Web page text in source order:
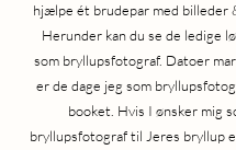
hjælpe ét brudepar med billeder
Herunder kan du se de ledige
som bryllupsfotograf. Datoer
er de dage jeg som
booket. Hvis I ønsker mig
bryllupsfotograf til Jeres bryllup